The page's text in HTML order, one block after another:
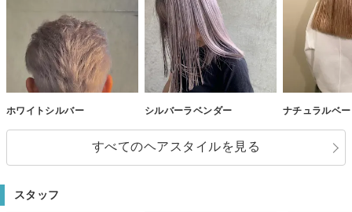
ホワイトシルバー シルバーラベンダー ナチュラルベ
すべてのヘアスタイルを見る
スタッフ